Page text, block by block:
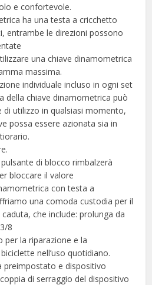
e confortevole.
ha una testa a cricchetto
entrambe le direzioni possono
una chiave dinamometrica
massima.
individuale incluso in ogni set
della chiave dinamometrica può
di utilizzo in qualsiasi momento,
possa essere azionata sia in
di blocco rimbalzerà
bloccare il valore
con testa a
una comoda custodia per il
che include: prolunga da
8
per la riparazione e la
nell’uso quotidiano.
preimpostato e dispositivo
di serraggio del dispositivo